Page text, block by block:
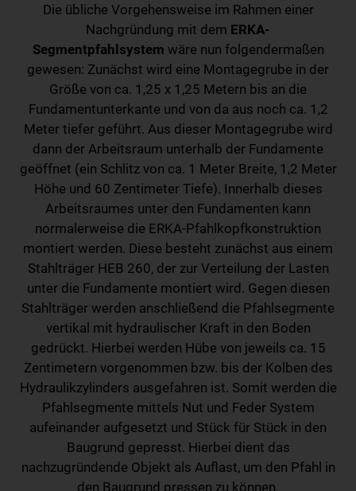
Die übliche Vorgehensweise im Rahmen einer
Nachgründung mit dem ERKA-
Segmentpfahlsystem wäre nun folgendermaßen
gewesen: Zunächst wird eine Montagegrube in der
Größe von ca. 1,25 x 1,25 Metern bis an die
Fundamentunterkante und von da aus noch ca. 1,2
Meter tiefer geführt. Aus dieser Montagegrube wird
dann der Arbeitsraum unterhalb der Fundamente
geöffnet (ein Schlitz von ca. 1 Meter Breite, 1,2 Meter
Höhe und 60 Zentimeter Tiefe). Innerhalb dieses
Arbeitsraumes unter den Fundamenten kann
normalerweise die ERKA-Pfahlkopfkonstruktion
montiert werden. Diese besteht zunächst aus einem
Stahlträger HEB 260, der zur Verteilung der Lasten
unter die Fundamente montiert wird. Gegen diesen
Stahlträger werden anschließend die Pfahlsegmente
vertikal mit hydraulischer Kraft in den Boden
gedrückt. Hierbei werden Hübe von jeweils ca. 15
Zentimetern vorgenommen bzw. bis der Kolben des
Hydraulikzylinders ausgefahren ist. Somit werden die
Pfahlsegmente mittels Nut und Feder System
aufeinander aufgesetzt und Stück für Stück in den
Baugrund gepresst. Hierbei dient das
nachzugründende Objekt als Auflast, um den Pfahl in
den Baugrund pressen zu können.